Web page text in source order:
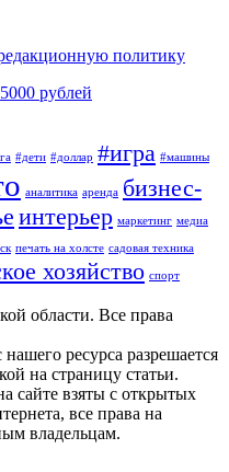
политику
рублей
#дети #доллар #игра #машины
аналитика аренда бизнес-
интерьер маркетинг медиа
печать на холсте садовая техника
хозяйство спорт
области. Все права
ресурса разрешается
на страницу статьи.
сайте взяты с открытых
все права на
владельцам.